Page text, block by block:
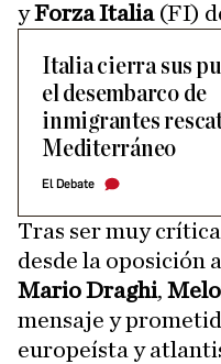
yForza Italia(FI)
Italia cierra sus
el desembarco de
inmigrantes
Mediterráneo
El Debate
Tras ser muy
desde la oposición
Mario Draghi,
mensaje y
europeísta y